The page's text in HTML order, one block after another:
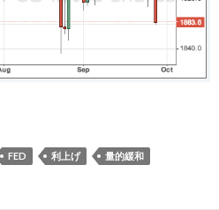
いつまで続くのか？ 追加緩和
FED 利上げ 量的緩和